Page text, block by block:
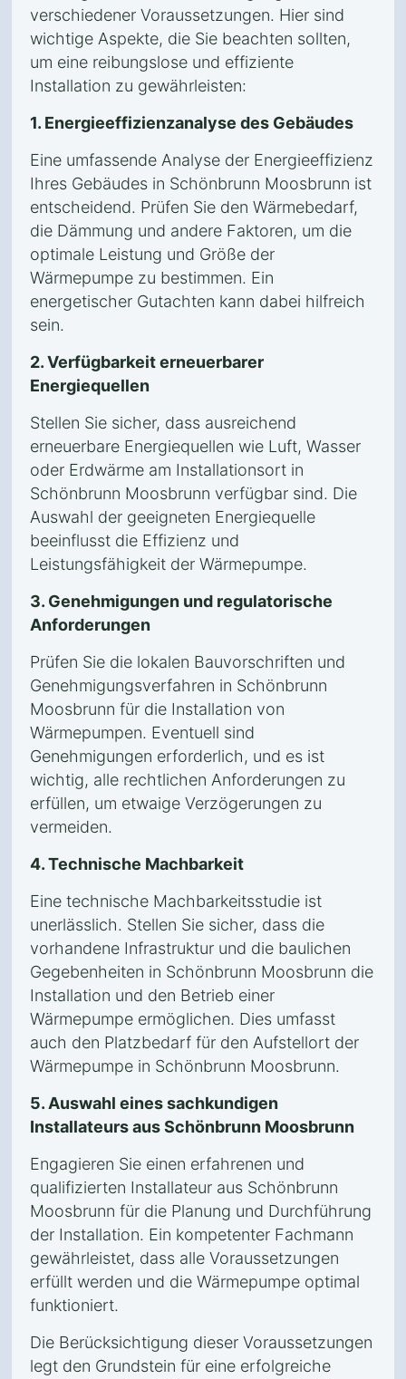
verschiedener Voraussetzungen. Hier sind
wichtige Aspekte, die Sie beachten sollten,
um eine reibungslose und effiziente
Installation zu gewährleisten:
1. Energieeffizienzanalyse des Gebäudes
Eine umfassende Analyse der Energieeffizienz
Ihres Gebäudes in Schönbrunn Moosbrunn ist
entscheidend. Prüfen Sie den Wärmebedarf,
die Dämmung und andere Faktoren, um die
optimale Leistung und Größe der
Wärmepumpe zu bestimmen. Ein
energetischer Gutachten kann dabei hilfreich
sein.
2. Verfügbarkeit erneuerbarer
Energiequellen
Stellen Sie sicher, dass ausreichend
erneuerbare Energiequellen wie Luft, Wasser
oder Erdwärme am Installationsort in
Schönbrunn Moosbrunn verfügbar sind. Die
Auswahl der geeigneten Energiequelle
beeinflusst die Effizienz und
Leistungsfähigkeit der Wärmepumpe.
3. Genehmigungen und regulatorische
Anforderungen
Prüfen Sie die lokalen Bauvorschriften und
Genehmigungsverfahren in Schönbrunn
Moosbrunn für die Installation von
Wärmepumpen. Eventuell sind
Genehmigungen erforderlich, und es ist
wichtig, alle rechtlichen Anforderungen zu
erfüllen, um etwaige Verzögerungen zu
vermeiden.
4. Technische Machbarkeit
Eine technische Machbarkeitsstudie ist
unerlässlich. Stellen Sie sicher, dass die
vorhandene Infrastruktur und die baulichen
Gegebenheiten in Schönbrunn Moosbrunn die
Installation und den Betrieb einer
Wärmepumpe ermöglichen. Dies umfasst
auch den Platzbedarf für den Aufstellort der
Wärmepumpe in Schönbrunn Moosbrunn.
5. Auswahl eines sachkundigen
Installateurs aus Schönbrunn Moosbrunn
Engagieren Sie einen erfahrenen und
qualifizierten Installateur aus Schönbrunn
Moosbrunn für die Planung und Durchführung
der Installation. Ein kompetenter Fachmann
gewährleistet, dass alle Voraussetzungen
erfüllt werden und die Wärmepumpe optimal
funktioniert.
Die Berücksichtigung dieser Voraussetzungen
legt den Grundstein für eine erfolgreiche